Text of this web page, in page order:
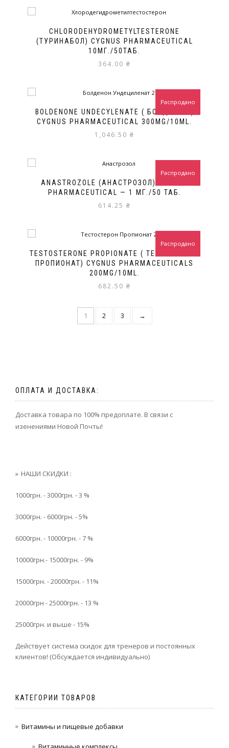
CHLORODEHYDROMETYLTESTERONE
(ТУРИНАБОЛ) CYGNUS PHARMACEUTICAL
10МГ./50ТАБ.
364.00 ₴
BOLDENONE UNDECYLENATE ( БОЛДЕНОН )
CYGNUS PHARMACEUTICAL 300MG/10ML.
1,046.50 ₴
Распродано
ANASTROZOLE (АНАСТРОЗОЛ) CYGNUS
PHARMACEUTICAL — 1 МГ./50 ТАБ.
614.25 ₴
Распродано
TESTOSTERONE PROPIONATE ( ТЕСТОСТЕРОН
ПРОПИОНАТ) CYGNUS PHARMACEUTICALS
200MG/10ML.
682.50 ₴
Распродано
1 2 3 →
ОПЛАТА И ДОСТАВКА:
Доставка товара по 100% предоплате. В связи с
изенениями Новой Почты!
НАШИ СКИДКИ :
1000грн. - 3000грн. - 3 %
3000грн. - 6000грн. - 5%
6000грн. - 10000грн. - 7 %
10000грн.- 15000грн. - 9%
15000грн. - 20000грн. - 11%
20000грн - 25000грн. - 13 %
25000грн. и выше - 15%
Действует система скидок для тренеров и постоянных
клиентов! (Обсуждается индивидуально)
КАТЕГОРИИ ТОВАРОВ
Витамины и пищевые добавки